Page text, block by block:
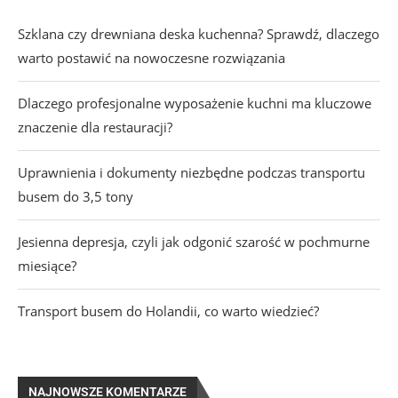
Szklana czy drewniana deska kuchenna? Sprawdź, dlaczego
warto postawić na nowoczesne rozwiązania
Dlaczego profesjonalne wyposażenie kuchni ma kluczowe
znaczenie dla restauracji?
Uprawnienia i dokumenty niezbędne podczas transportu
busem do 3,5 tony
Jesienna depresja, czyli jak odgonić szarość w pochmurne
miesiące?
Transport busem do Holandii, co warto wiedzieć?
NAJNOWSZE KOMENTARZE